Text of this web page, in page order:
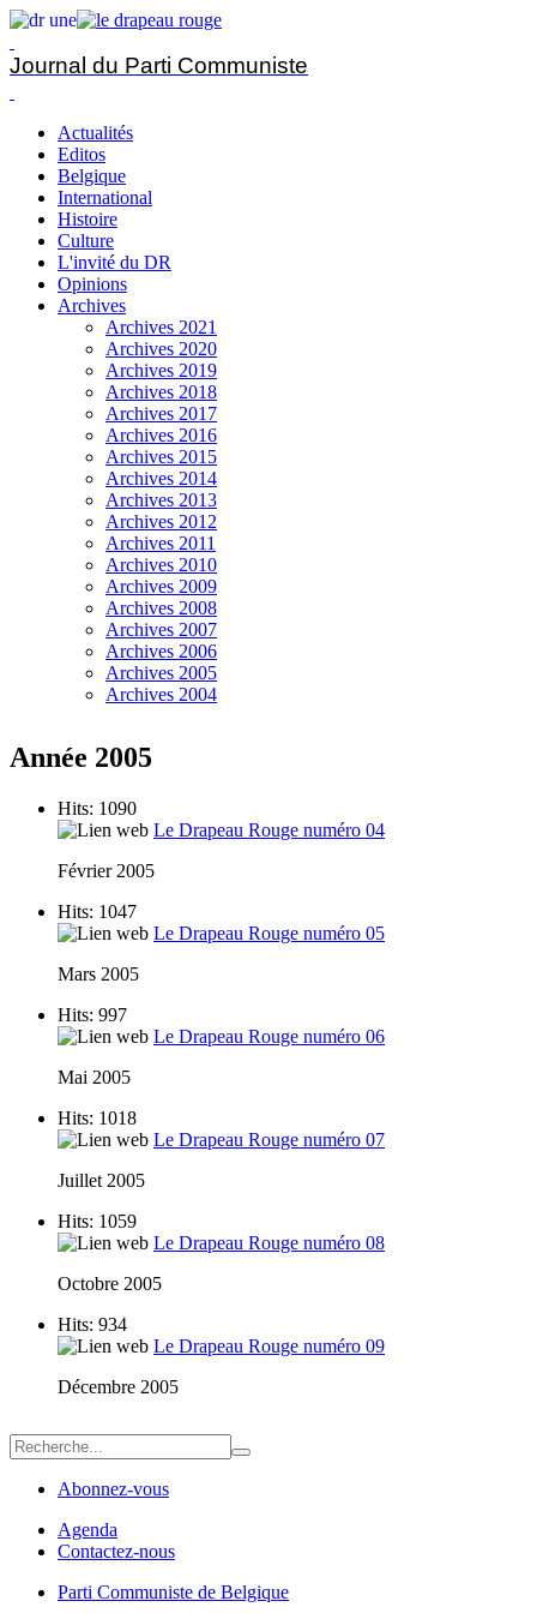
Journal du Parti Communiste
Actualités
Editos
Belgique
International
Histoire
Culture
L'invité du DR
Opinions
Archives
Archives 2021
Archives 2020
Archives 2019
Archives 2018
Archives 2017
Archives 2016
Archives 2015
Archives 2014
Archives 2013
Archives 2012
Archives 2011
Archives 2010
Archives 2009
Archives 2008
Archives 2007
Archives 2006
Archives 2005
Archives 2004
Année 2005
Hits: 1090
Le Drapeau Rouge numéro 04
Février 2005
Hits: 1047
Le Drapeau Rouge numéro 05
Mars 2005
Hits: 997
Le Drapeau Rouge numéro 06
Mai 2005
Hits: 1018
Le Drapeau Rouge numéro 07
Juillet 2005
Hits: 1059
Le Drapeau Rouge numéro 08
Octobre 2005
Hits: 934
Le Drapeau Rouge numéro 09
Décembre 2005
Abonnez-vous
Agenda
Contactez-nous
Parti Communiste de Belgique